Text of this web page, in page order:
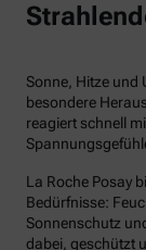
Sonne, Hitze und
besondere
reagiert schnell
La Roche Posay
Bedürfnisse:
Sonnenschutz
dabei, geschützt